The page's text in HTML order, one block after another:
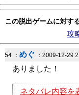
この脱出ゲームに対す
攻
54 ： めぐ ：2009-12-29
ありました！
ネタバレ内容を